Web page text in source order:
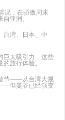
况，在骄傲周末
亚洲。
台湾、日本、中
巨大吸引力，这些
旅行体验。
节——从台湾大规
但曼谷已经演变